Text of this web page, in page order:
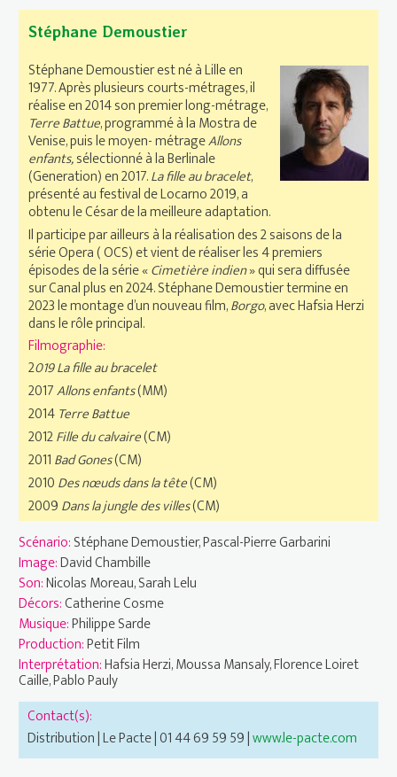
Stéphane Demoustier
Stéphane Demoustier est né à Lille en
1977. Après plusieurs courts-métrages, il
réalise en 2014 son premier long-métrage,
Terre Battue, programmé à la Mostra de
Venise, puis le moyen- métrageAllons
enfants,sélectionné à la Berlinale
(Generation) en 2017.La fille au bracelet,
présenté au festival de Locarno 2019, a
obtenu le César de la meilleure adaptation.
Il participe par ailleurs à la réalisation des 2 saisons de la
série Opera ( OCS) et vient de réaliser les 4 premiers
épisodes de la série «Cimetière indien» qui sera diffusée
sur Canal plus en 2024. Stéphane Demoustier termine en
2023 le montage d’un nouveau film,Borgo, avec Hafsia Herzi
dans le rôle principal.
Filmographie:
2019 La fille au bracelet
2017Allons enfants(MM)
2014Terre Battue
2012Fille du calvaire(CM)
2011Bad Gones(CM)
2010Des nœuds dans la tête(CM)
2009Dans la jungle des villes(CM)
Scénario:Stéphane Demoustier, Pascal-Pierre Garbarini
Image:David Chambille
Son:Nicolas Moreau, Sarah Lelu
Décors:Catherine Cosme
Musique:Philippe Sarde
Production:Petit Film
Interprétation:Hafsia Herzi, Moussa Mansaly, Florence Loiret
Caille, Pablo Pauly
Contact(s):
Distribution | Le Pacte | 01 44 69 59 59 |www.le-pacte.com